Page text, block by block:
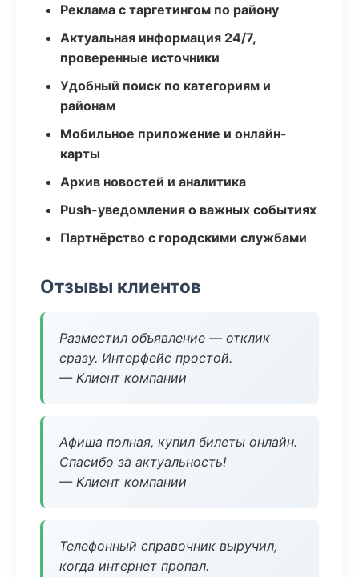
Реклама с таргетингом по району
Актуальная информация 24/7,
проверенные источники
Удобный поиск по категориям и
районам
Мобильное приложение и онлайн-
карты
Архив новостей и аналитика
Push-уведомления о важных событиях
Партнёрство с городскими службами
Отзывы клиентов
Разместил объявление — отклик
сразу. Интерфейс простой.
— Клиент компании
Афиша полная, купил билеты онлайн.
Спасибо за актуальность!
— Клиент компании
Телефонный справочник выручил,
когда интернет пропал.